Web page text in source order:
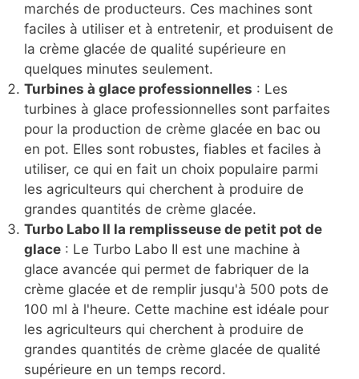
marchés de producteurs. Ces machines sont
faciles à utiliser et à entretenir, et produisent de
la crème glacée de qualité supérieure en
quelques minutes seulement.
Turbines à glace professionnelles : Les
turbines à glace professionnelles sont parfaites
pour la production de crème glacée en bac ou
en pot. Elles sont robustes, fiables et faciles à
utiliser, ce qui en fait un choix populaire parmi
les agriculteurs qui cherchent à produire de
grandes quantités de crème glacée.
Turbo Labo II la remplisseuse de petit pot de
glace : Le Turbo Labo II est une machine à
glace avancée qui permet de fabriquer de la
crème glacée et de remplir jusqu'à 500 pots de
100 ml à l'heure. Cette machine est idéale pour
les agriculteurs qui cherchent à produire de
grandes quantités de crème glacée de qualité
supérieure en un temps record.